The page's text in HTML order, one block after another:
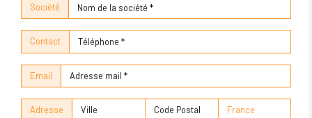
Société
Contact
Email
Adresse